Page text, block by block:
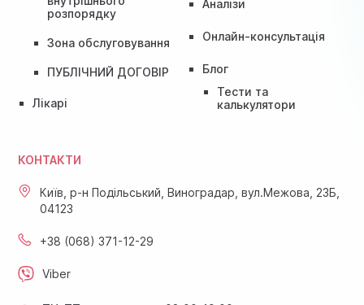
розпорядку
Зона обслуговування
ПУБЛІЧНИЙ ДОГОВІР
Лікарі
Аналізи
Онлайн-консультація
Блог
Тести та
калькулятори
КОНТАКТИ
Київ, р-н Подільський, Виноградар, вул.Межова, 23Б,
04123
+38 (068) 371-12-29
Viber